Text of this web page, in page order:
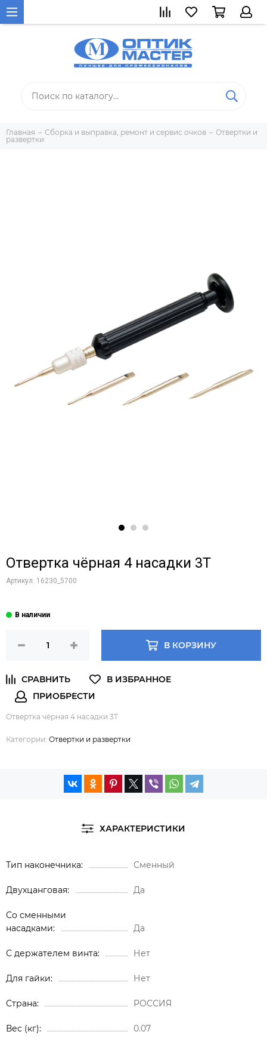
Главная Сборка и выправка, ремонт и сервис очков
Отвертки и
развертки
Отвертка чёрная 4 насадки 3Т
Артикул: 16230_5700
В КОРЗИНУ
Отвертка чёрная 4 насадки 3Т
Категории: Отвертки и развертки
ХАРАКТЕРИСТИКИ
Тип наконечника Сменный
Двухцанговая Да
Со сменными
насадками
Да
С держателем винта Нет
Для гайки Нет
Страна РОССИЯ
Вес (кг) 0.07